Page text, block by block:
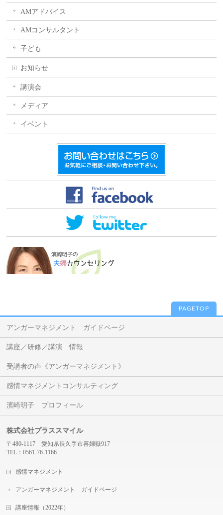
AMアドバイス
AMコンサルタント
子ども
お知らせ
講演会
メディア
イベント
PAGETOP
アンガーマネジメント ガイドページ
講座／研修／講演 情報
受講者の声《アンガーマネジメント》
感情マネジメントコンサルティング
濱崎明子 プロフィール
株式会社プラススマイル
〒480-1117 愛知県長久手市喜婦嶽917
TEL：0561-76-1166
感情マネジメント
アンガーマネジメント ガイドページ
講座情報（2022年）